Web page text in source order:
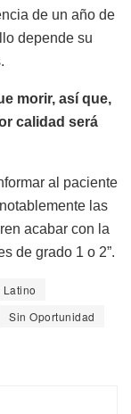
de un año de
depende su
morir, así que,
calidad será
al paciente
las
acabar con la
de grado 1 o 2”.
Latino
Sin Oportunidad